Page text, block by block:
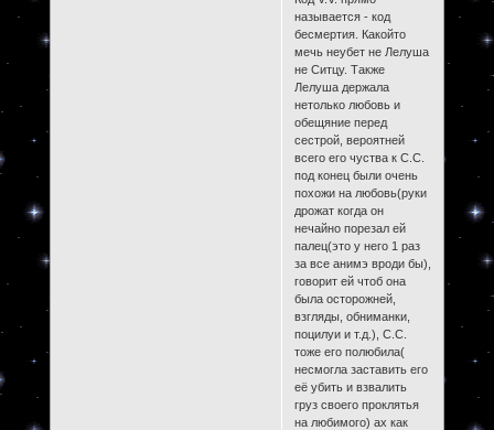
называется - код
бесмертия. Какойто
мечь неубет не Лелуша
не Ситцу. Также
Лелуша держала
нетолько любовь и
обещяние перед
сестрой, вероятней
всего его чуства к С.С.
под конец были очень
похожи на любовь(руки
дрожат когда он
нечайно порезал ей
палец(это у него 1 раз
за все анимэ вроди бы),
говорит ей чтоб она
была осторожней,
взгляды, обниманки,
поцилуи и т.д.), С.С.
тоже его полюбила(
несмогла заставить его
её убить и взвалить
груз своего проклятья
на любимого) ах как